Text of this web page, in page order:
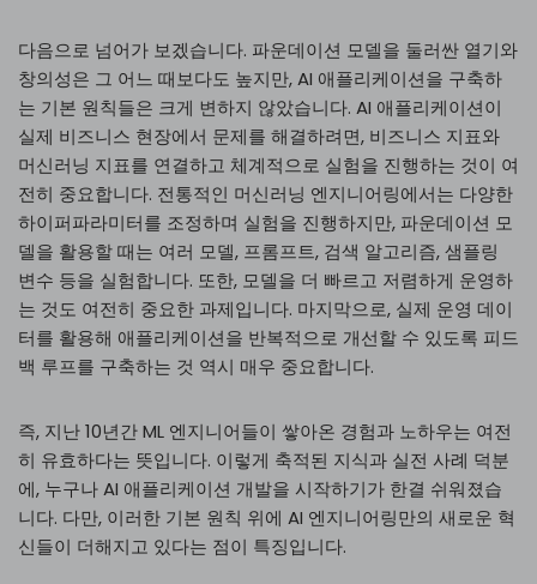
다음으로 넘어가 보겠습니다. 파운데이션 모델을 둘러싼 열기와
창의성은 그 어느 때보다도 높지만, AI 애플리케이션을 구축하
는 기본 원칙들은 크게 변하지 않았습니다. AI 애플리케이션이
실제 비즈니스 현장에서 문제를 해결하려면, 비즈니스 지표와
머신러닝 지표를 연결하고 체계적으로 실험을 진행하는 것이 여
전히 중요합니다. 전통적인 머신러닝 엔지니어링에서는 다양한
하이퍼파라미터를 조정하며 실험을 진행하지만, 파운데이션 모
델을 활용할 때는 여러 모델, 프롬프트, 검색 알고리즘, 샘플링
변수 등을 실험합니다. 또한, 모델을 더 빠르고 저렴하게 운영하
는 것도 여전히 중요한 과제입니다. 마지막으로, 실제 운영 데이
터를 활용해 애플리케이션을 반복적으로 개선할 수 있도록 피드
백 루프를 구축하는 것 역시 매우 중요합니다.
즉, 지난 10년간 ML 엔지니어들이 쌓아온 경험과 노하우는 여전
히 유효하다는 뜻입니다. 이렇게 축적된 지식과 실전 사례 덕분
에, 누구나 AI 애플리케이션 개발을 시작하기가 한결 쉬워졌습
니다. 다만, 이러한 기본 원칙 위에 AI 엔지니어링만의 새로운 혁
신들이 더해지고 있다는 점이 특징입니다.